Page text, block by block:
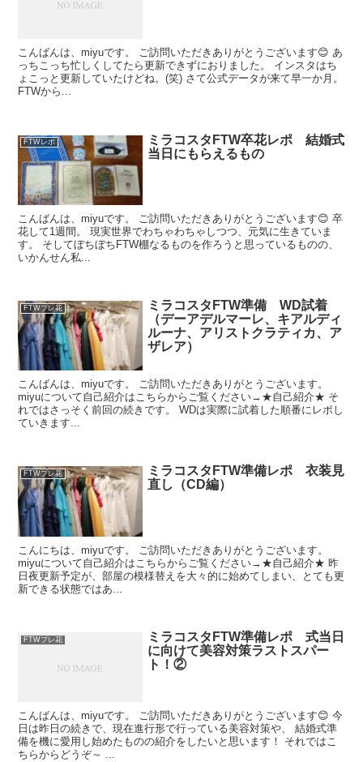
こんばんは、miyuです。 ご訪問いただきありがとうございます😊 あ
っちこっち忙しくしてたら更新できずにおりました。 インスタはち
ょこっと更新していたけどね。(笑) さて公式データが来て早一か月。
FTWから...
FTWレポ
ミラコスタFTW卒花レポ 結婚式
当日にもらえるもの
こんばんは、miyuです。 ご訪問いただきありがとうございます😊 卒
花して1週間。 現実世界でわちゃわちゃしつつ、元気に生きていま
す。 そしてぼちぼちFTW棚なるものを作ろうと思っているものの、
いかんせん私...
FTWプレ花
ミラコスタFTW準備 WD試着
（デーアデルマーレ、キアルディ
ルーナ、アリストクラティカ、ア
ザレア）
こんばんは、miyuです。 ご訪問いただきありがとうございます。
miyuについて自己紹介はこちらからご覧ください→★自己紹介★ そ
れではさっそく前回の続きです。 WDは実際に試着した順番にレポし
ていきます...
FTWプレ花
ミラコスタFTW準備レポ 衣装見
直し（CD編）
こんにちは、miyuです。 ご訪問いただきありがとうございます。
miyuについて自己紹介はこちらからご覧ください→★自己紹介★ 昨
日夜更新予定が、部屋の模様替えを大々的に始めてしまい、とても更
新できる状態ではあ...
FTWプレ花
ミラコスタFTW準備レポ 式当日
に向けて美容対策ラストスパー
ト！②
こんばんは、miyuです。 ご訪問いただきありがとうございます😊 今
日は昨日の続きで、現在進行形で行っている美容対策や、 結婚式準
備を機に愛用し始めたものの紹介をしたいと思います！ それではこ
ちらからどうぞ～ ...